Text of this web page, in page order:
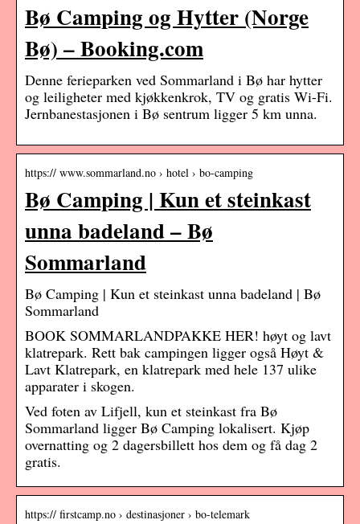
Bø Camping og Hytter (Norge
Bø) – Booking.com
Denne ferieparken ved Sommarland i Bø har hytter
og leiligheter med kjøkkenkrok, TV og gratis Wi-Fi.
Jernbanestasjonen i Bø sentrum ligger 5 km unna.
https:// www.sommarland.no › hotel › bo-camping
Bø Camping | Kun et steinkast
unna badeland – Bø
Sommarland
Bø Camping | Kun et steinkast unna badeland | Bø
Sommarland
BOOK SOMMARLANDPAKKE HER! høyt og lavt
klatrepark. Rett bak campingen ligger også Høyt &
Lavt Klatrepark, en klatrepark med hele 137 ulike
apparater i skogen.
Ved foten av Lifjell, kun et steinkast fra Bø
Sommarland ligger Bø Camping lokalisert. Kjøp
overnatting og 2 dagersbillett hos dem og få dag 2
gratis.
https:// firstcamp.no › destinasjoner › bo-telemark